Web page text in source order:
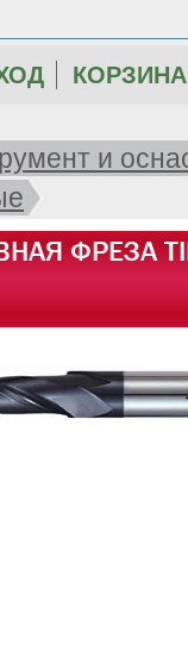
КОРЗИНА
и
ФРЕЗА